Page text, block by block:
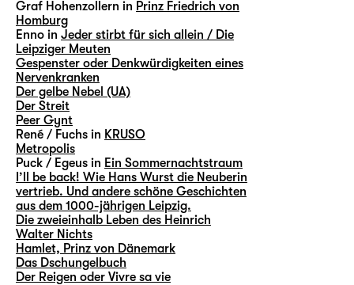
Graf Hohenzollern in Prinz Friedrich von
Homburg
Enno in Jeder stirbt für sich allein / Die
Leipziger Meuten
Gespenster oder Denkwürdigkeiten eines
Nervenkranken
Der gelbe Nebel (UA)
Der Streit
Peer Gynt
René / Fuchs in KRUSO
Metropolis
Puck / Egeus in Ein Sommernachtstraum
I’ll be back! Wie Hans Wurst die Neuberin
vertrieb. Und andere schöne Geschichten
aus dem 1000-jährigen Leipzig.
Die zweieinhalb Leben des Heinrich
Walter Nichts
Hamlet, Prinz von Dänemark
Das Dschungelbuch
Der Reigen oder Vivre sa vie